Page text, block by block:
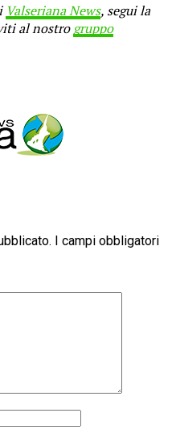
Valseriana News, segui la
al nostrogruppo
I campi obbligatori